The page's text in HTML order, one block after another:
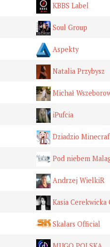
KBBS Label
Soul Group
Aspekty
Natalia Przybysz
Michał
iPufcia
Dziadzio
Pod niebem
Andrzej WielkiR
Kasia
Skalars Official